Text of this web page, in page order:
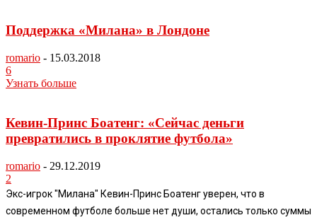
Поддержка «Милана» в Лондоне
romario - 15.03.2018
6
Узнать больше
Кевин-Принс Боатенг: «Сейчас деньги
превратились в проклятие футбола»
romario - 29.12.2019
2
Экс-игрок "Милана" Кевин-Принс Боатенг уверен, что в
современном футболе больше нет души, остались только суммы